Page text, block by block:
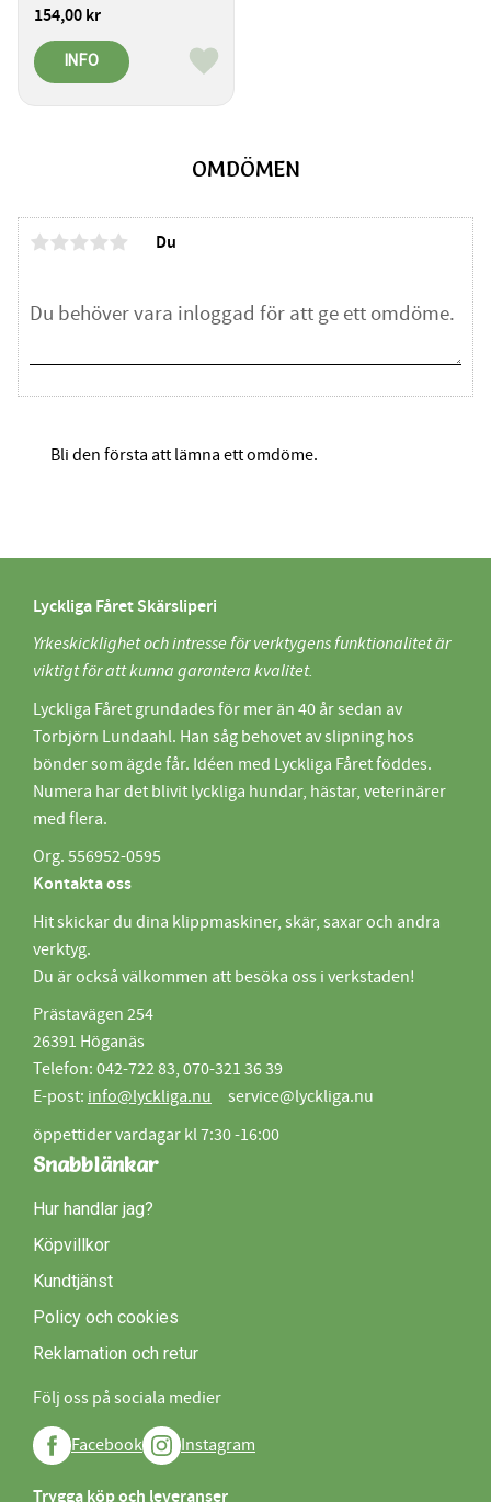
OMDÖMEN
Du
Bli den första att lämna ett omdöme.
154,00kr
Lägg till i favoriter
INFO
Lyckliga Fåret Skärsliperi
Yrkeskicklighet och intresse för verktygens funktionalitet är
viktigt för att kunna garantera kvalitet.
Lyckliga Fåret grundades för mer än 40 år sedan av
Torbjörn Lundaahl. Han såg behovet av slipning hos
bönder som ägde får. Idéen med Lyckliga Fåret föddes.
Numera har det blivit lyckliga hundar, hästar, veterinärer
med flera.
Org. 556952-0595
Kontakta oss
Hit skickar du dina klippmaskiner, skär, saxar och andra
verktyg.
Du är också välkommen att besöka oss i verkstaden!
Prästavägen 254
26391 Höganäs
Telefon: 042-722 83, 070-321 36 39
E-post: info@lyckliga.nu service@lyckliga.nu
öppettider vardagar kl 7:30 -16:00
Snabblänkar
Hur handlar jag?
Köpvillkor
Kundtjänst
Policy och cookies
Reklamation och retur
Följ oss på sociala medier
Facebook Instagram